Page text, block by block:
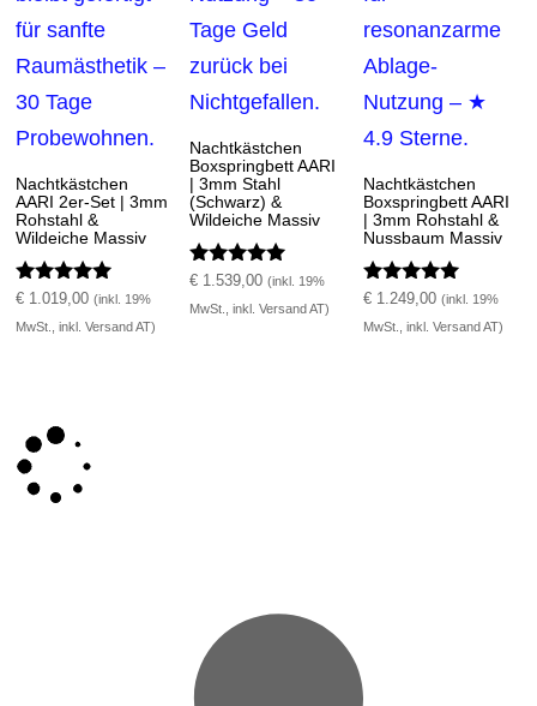
Nachtkästchen
AARI 2er-Set | 3mm
Rohstahl &
Wildeiche Massiv
Bewertet mit
von 5
€ 1.019,00 (inkl. 19%
MwSt., inkl. Versand AT)
Nachtkästchen
Boxspringbett AARI
| 3mm Stahl
(Schwarz) &
Wildeiche Massiv
Bewertet mit
von 5
€ 1.539,00 (inkl. 19%
MwSt., inkl. Versand AT)
Nachtkästchen
Boxspringbett AARI
| 3mm Rohstahl &
Nussbaum Massiv
Bewertet mit
von 5
€ 1.249,00 (inkl. 19%
MwSt., inkl. Versand AT)